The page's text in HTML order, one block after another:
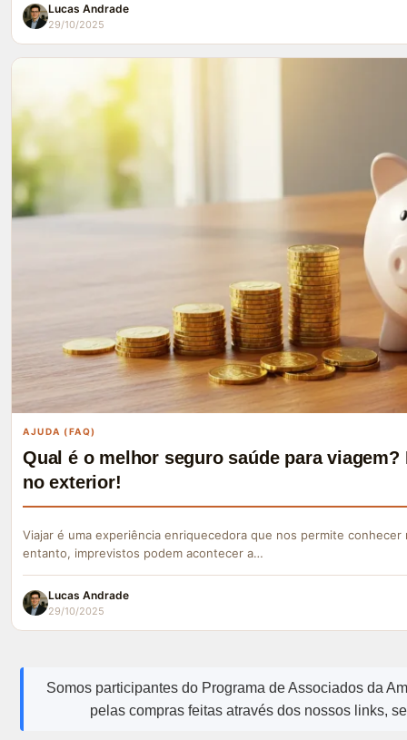
Lucas Andrade
29/10/2025
AJUDA (FAQ)
Qual é o melhor seguro saúde para
no exterior!
Viajar é uma experiência enriquecedora que nos permite
entanto, imprevistos podem acontecer a…
Lucas Andrade
29/10/2025
Somos participantes do Programa de Associados da
pelas compras feitas através dos nossos links,